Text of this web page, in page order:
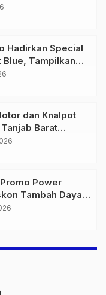
Migas Demi
Hadirkan Special
Blue, Tampilkan
yang
dan Knalpot
Barat
Kendaraan
Power
Tambah Daya
2026